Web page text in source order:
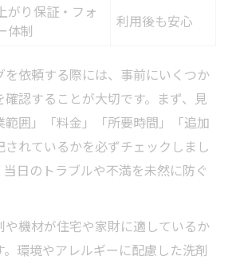
がり保証・フォ
体制
利用後も安心
を依頼する際には、事前にいくつか
認することが大切です。まず、見
囲」「料金」「所要時間」「追加
れているかを必ずチェックしまし
日のトラブルや不満を未然に防ぐ
や機材が住宅や家財に適しているか
環境やアレルギーに配慮した洗剤